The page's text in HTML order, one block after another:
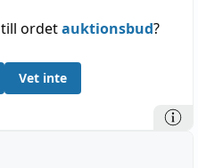
till ordetauktionsbud?
Vet inte